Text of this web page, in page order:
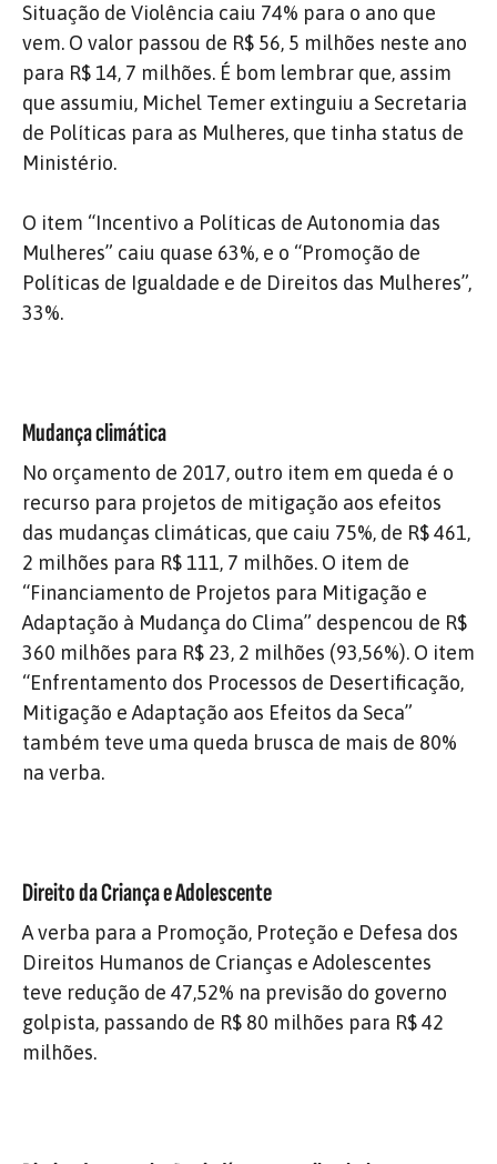
Situação de Violência caiu 74% para o ano que
vem. O valor passou de R$ 56, 5 milhões neste ano
para R$ 14, 7 milhões. É bom lembrar que, assim
que assumiu, Michel Temer extinguiu a Secretaria
de Políticas para as Mulheres, que tinha status de
Ministério.
O item “Incentivo a Políticas de Autonomia das
Mulheres” caiu quase 63%, e o “Promoção de
Políticas de Igualdade e de Direitos das Mulheres”,
33%.
Mudança climática
No orçamento de 2017, outro item em queda é o
recurso para projetos de mitigação aos efeitos
das mudanças climáticas, que caiu 75%, de R$ 461,
2 milhões para R$ 111, 7 milhões. O item de
“Financiamento de Projetos para Mitigação e
Adaptação à Mudança do Clima” despencou de R$
360 milhões para R$ 23, 2 milhões (93,56%). O item
“Enfrentamento dos Processos de Desertificação,
Mitigação e Adaptação aos Efeitos da Seca”
também teve uma queda brusca de mais de 80%
na verba.
Direito da Criança e Adolescente
A verba para a Promoção, Proteção e Defesa dos
Direitos Humanos de Crianças e Adolescentes
teve redução de 47,52% na previsão do governo
golpista, passando de R$ 80 milhões para R$ 42
milhões.